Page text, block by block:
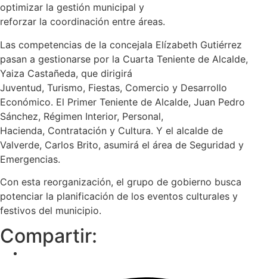
optimizar la gestión municipal y
reforzar la coordinación entre áreas.
Las competencias de la concejala Elízabeth Gutiérrez
pasan a gestionarse por la Cuarta Teniente de Alcalde,
Yaiza Castañeda, que dirigirá
Juventud, Turismo, Fiestas, Comercio y Desarrollo
Económico. El Primer Teniente de Alcalde, Juan Pedro
Sánchez, Régimen Interior, Personal,
Hacienda, Contratación y Cultura. Y el alcalde de
Valverde, Carlos Brito, asumirá el área de Seguridad y
Emergencias.
Con esta reorganización, el grupo de gobierno busca
potenciar la planificación de los eventos culturales y
festivos del municipio.
Compartir: